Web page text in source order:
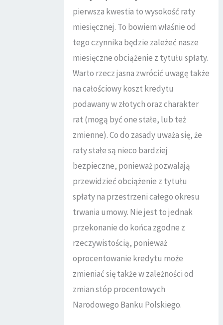
pierwsza kwestia to wysokość raty
miesięcznej. To bowiem właśnie od
tego czynnika będzie zależeć nasze
miesięczne obciążenie z tytułu spłaty.
Warto rzecz jasna zwrócić uwagę także
na całościowy koszt kredytu
podawany w złotych oraz charakter
rat (mogą być one stałe, lub też
zmienne). Co do zasady uważa się, że
raty stałe są nieco bardziej
bezpieczne, ponieważ pozwalają
przewidzieć obciążenie z tytułu
spłaty na przestrzeni całego okresu
trwania umowy. Nie jest to jednak
przekonanie do końca zgodne z
rzeczywistością, ponieważ
oprocentowanie kredytu może
zmieniać się także w zależności od
zmian stóp procentowych
Narodowego Banku Polskiego.